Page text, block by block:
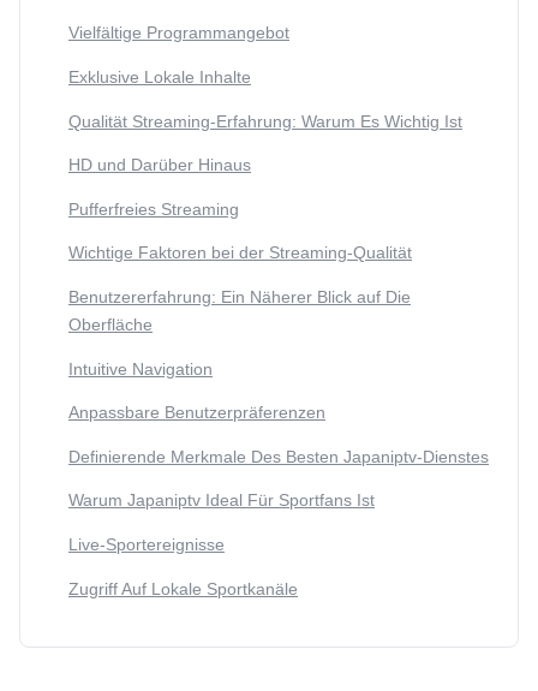
Vielfältige Programmangebot
Exklusive Lokale Inhalte
Qualität Streaming-Erfahrung: Warum Es Wichtig Ist
HD und Darüber Hinaus
Pufferfreies Streaming
Wichtige Faktoren bei der Streaming-Qualität
Benutzererfahrung: Ein Näherer Blick auf Die
Oberfläche
Intuitive Navigation
Anpassbare Benutzerpräferenzen
Definierende Merkmale Des Besten Japaniptv-Dienstes
Warum Japaniptv Ideal Für Sportfans Ist
Live-Sportereignisse
Zugriff Auf Lokale Sportkanäle